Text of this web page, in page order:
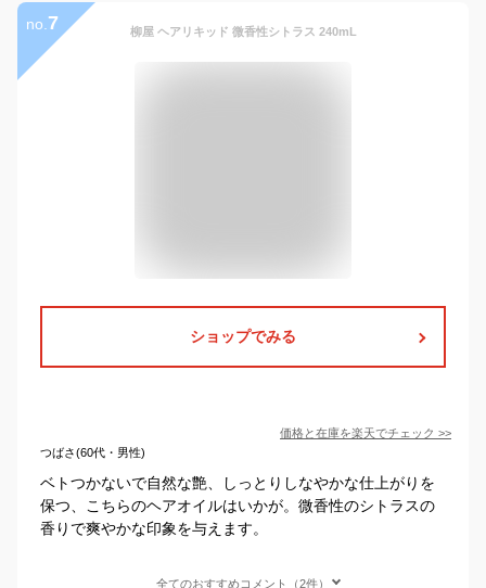
no. 7 柳屋 ヘアリキッド 微香性シトラス 240mL
ショップでみる
価格と在庫を楽天でチェック >>
つばさ(60代・男性)
ベトつかないで自然な艶、しっとりしなやかな仕上がりを
保つ、こちらのヘアオイルはいかが。微香性のシトラスの
香りで爽やかな印象を与えます。
全てのおすすめコメント（2件）